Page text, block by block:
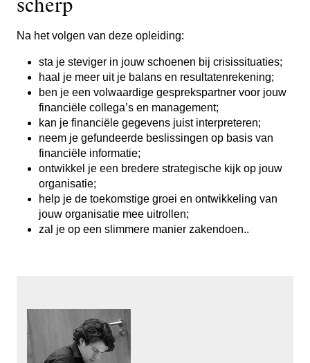
scherp
Na het volgen van deze opleiding:
sta je steviger in jouw schoenen bij crisissituaties;
haal je meer uit je balans en resultatenrekening;
ben je een volwaardige gesprekspartner voor jouw
financiële collega’s en management;
kan je financiële gegevens juist interpreteren;
neem je gefundeerde beslissingen op basis van
financiële informatie;
ontwikkel je een bredere strategische kijk op jouw
organisatie;
help je de toekomstige groei en ontwikkeling van
jouw organisatie mee uitrollen;
zal je op een slimmere manier zakendoen..